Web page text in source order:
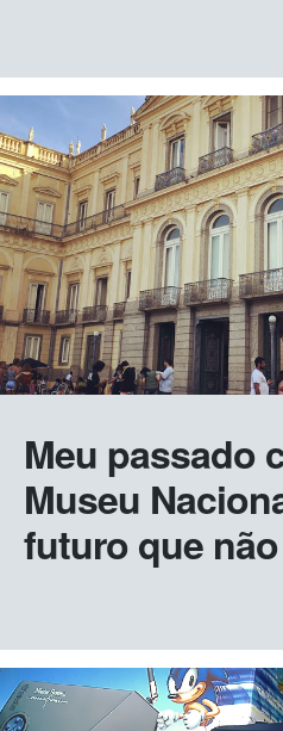
Meu passado
Museu
futuro que